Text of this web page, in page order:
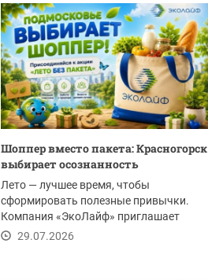
Шоппер вместо пакета: Красногорск
выбирает осознанность
Лето — лучшее время, чтобы
сформировать полезные привычки.
Компания «ЭкоЛайф» приглашает
жителей Красногорска и всего...
29.07.2026